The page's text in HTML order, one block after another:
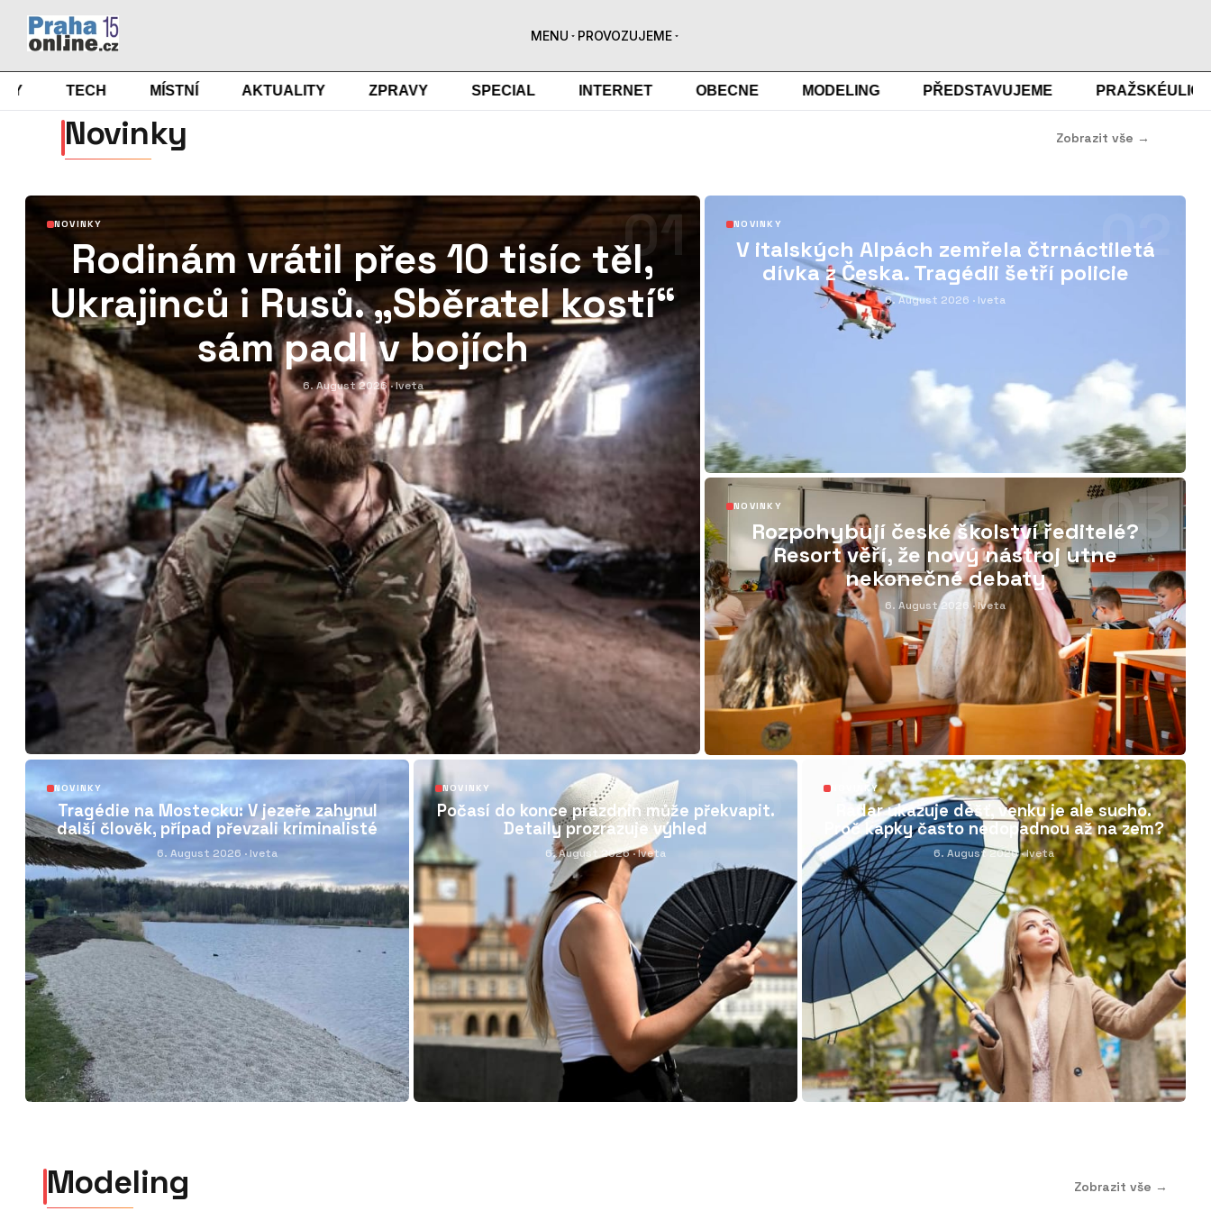
MENU PROVOZUJEME
MENU PROVOZUJEME
TECH MÍSTNÍ AKTUALITY ZPRAVY SPECIAL INTERNET OBECNE MODELING PŘEDSTAVUJEME PRAŽSKÉULICE
Novinky Zobrazit vše →
01
NOVINKY
Rodinám vrátil přes 10 tisíc těl,
Ukrajinců i Rusů. „Sběratel kostí“
sám padl v bojích
6. August 2026· Iveta
02
NOVINKY
V italských Alpách zemřela čtrnáctiletá
dívka z Česka. Tragédii šetří policie
6. August 2026 · Iveta
03
NOVINKY
Rozpohybují české školství ředitelé?
Resort věří, že nový nástroj utne
nekonečné debaty
6. August 2026· Iveta
04
NOVINKY
Tragédie na Mostecku: V jezeře zahynul
další člověk, případ převzali kriminalisté
6. August 2026 · Iveta
05
NOVINKY
Počasí do konce prázdnin může překvapit.
Detaily prozrazuje výhled
6. August 2026· Iveta
06
NOVINKY
Radar ukazuje déšť, venku je ale sucho.
Proč kapky často nedopadnou až na zem?
6. August 2026· Iveta
Modeling Zobrazit vše →